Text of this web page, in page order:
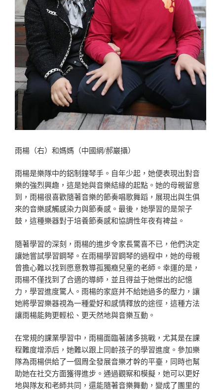
雨楊（右）和媽媽（中國網/郝巖攝）
雨楊是樂隊中的鋁制鐘琴手。自年少起，她便表現出對音
樂的強烈興趣，這是她與音樂結緣的起點。她的母親留意
到，雨楊很喜歡隨著音樂的節奏唱歌舞蹈，展現出與生俱
來的音樂感觸感染力與節奏感。最後，她學習的是架子
鼓，這種樂器對于培養節奏感和協調性年夜有裨益。
隨著學習的深刻，雨楊的進步令家長驚喜不已，他們決定
讓她嘗試學習鋼琴。在雨楊學習鋼琴的過程中，她的母親
曾擔心難以找到愿意教導孤獨癥兒童的老師。幸運的是，
雨楊不僅找到了合適的導師，並且得益于她傑出的記憶
力，學習進度驚人。雨楊的家庭并不給她過多的壓力，讓
她將學習樂器視為一種愛好和感情釋放的途徑，這種方法
讓雨楊能夠更輕松、更天然地與音樂互動。
在常規的課業學習中，雨楊面臨著諸多挑戰，尤其是在課
程難度增添后，她難以跟上同齡孩子的學習進度。參加樂
隊為雨楊供給了一個周全發展音樂才幹的平臺，同時也幫
助她在社交方面獲得進步。通過觀察和模擬，她可以更好
地與隊友和老師共同，還能隨著音樂舞動，變成了團里的